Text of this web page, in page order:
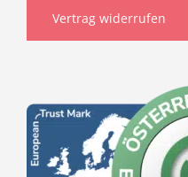
Vertrag widerrufen